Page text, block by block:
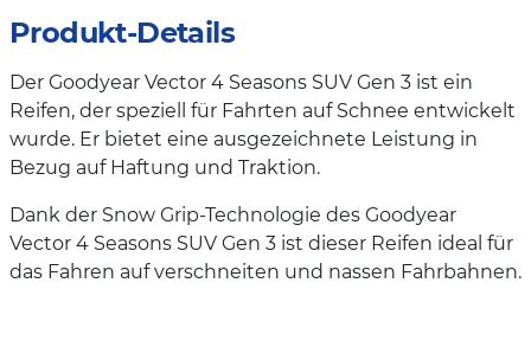
Produkt-Details
Der Goodyear Vector 4 Seasons SUV Gen 3 ist ein
Reifen, der speziell für Fahrten auf Schnee entwickelt
wurde. Er bietet eine ausgezeichnete Leistung in
Bezug auf Haftung und Traktion.
Dank der Snow Grip-Technologie des Goodyear
Vector 4 Seasons SUV Gen 3 ist dieser Reifen ideal für
das Fahren auf verschneiten und nassen Fahrbahnen.